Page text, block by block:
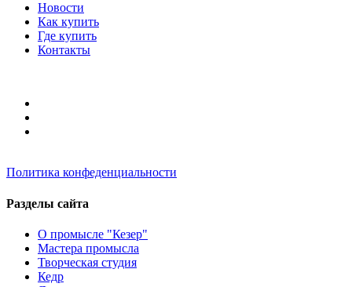
Новости
Как купить
Где купить
Контакты
Политика конфеденциальности
Разделы сайта
О промысле "Кезер"
Мастера промысла
Творческая студия
Кедр